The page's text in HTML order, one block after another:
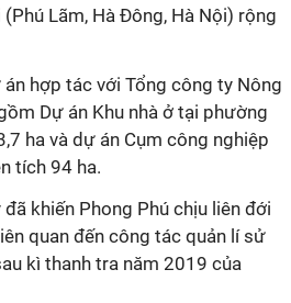
Lãm, Hà Đông, Hà Nội) rộng
hợp tác với Tổng công ty Nông
Dự án Khu nhà ở tại phường
ha và dự án Cụm công nghiệp
tích 94 ha.
đã khiến Phong Phú chịu liên đới
quan đến công tác quản lí sử
kì thanh tra năm 2019 của